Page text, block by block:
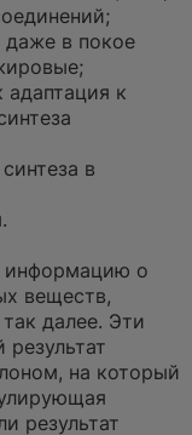
в покое
адаптация к
в
информацию о
веществ,
далее. Эти
на который
результат